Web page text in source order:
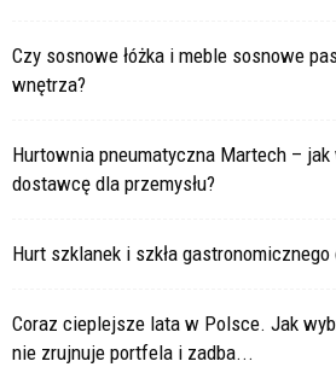
Czy sosnowe łóżka i meble sosnowe
wnętrza?
Hurtownia pneumatyczna Martech –
dostawcę dla przemysłu?
Hurt szklanek i szkła
Coraz cieplejsze lata w Polsce. Jak
nie zrujnuje portfela i zadba...